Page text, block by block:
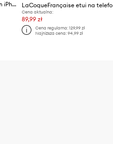
LaCoqueFrançaise etui na telefon iPhone 16
Cena aktualna:
89,99 zł
Cena regularna: 129,99 zł
Najniższa cena: 94,99 zł